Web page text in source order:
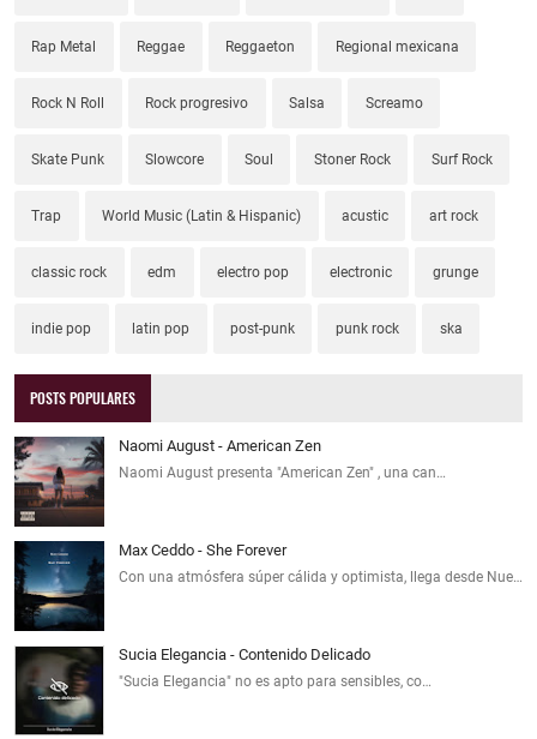
Rap Metal Reggae Reggaeton Regional mexicana
Rock N Roll Rock progresivo Salsa Screamo
Skate Punk Slowcore Soul Stoner Rock Surf Rock
Trap World Music (Latin & Hispanic) acustic art rock
classic rock edm electro pop electronic grunge
indie pop latin pop post-punk punk rock ska
POSTS POPULARES
Naomi August - American Zen
Naomi August presenta "American Zen" , una can…
Max Ceddo - She Forever
Con una atmósfera súper cálida y optimista, llega desde Nue…
Sucia Elegancia - Contenido Delicado
"Sucia Elegancia" no es apto para sensibles, co…